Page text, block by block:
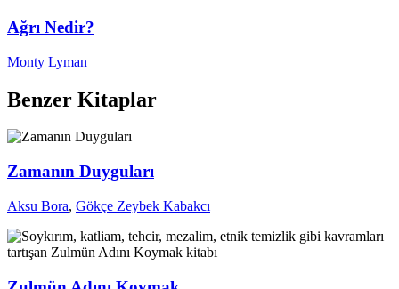
Ağrı Nedir?
Monty Lyman
Benzer Kitaplar
Zamanın Duyguları
Aksu Bora, Gökçe Zeybek Kabakcı